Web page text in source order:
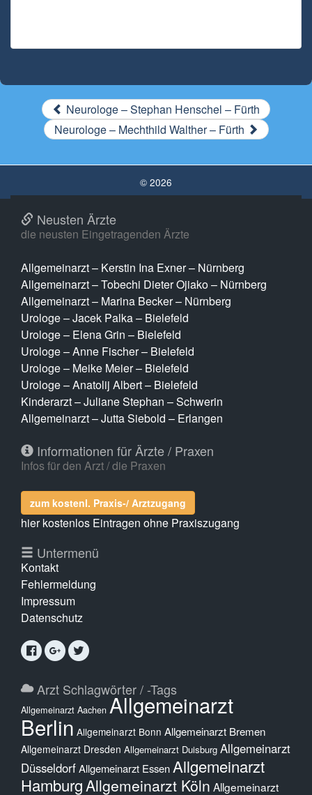
Neurologe – Stephan Henschel – Fürth
Neurologe – Mechthild Walther – Fürth
© 2026
Neusten Ärzte
die neusten Eingetragenden Ärzte
Allgemeinarzt – Kerstin Ina Exner – Nürnberg
Allgemeinarzt – Tobechi Dieter Ojiako – Nürnberg
Allgemeinarzt – Marina Becker – Nürnberg
Urologe – Jacek Palka – Bielefeld
Urologe – Elena Grin – Bielefeld
Urologe – Anne Fischer – Bielefeld
Urologe – Meike Meier – Bielefeld
Urologe – Anatolij Albert – Bielefeld
Kinderarzt – Juliane Stephan – Schwerin
Allgemeinarzt – Jutta Siebold – Erlangen
Informationen für Ärzte / Praxen
Infos für den Arzt / die Praxen
zum kostenl. Praxis-/ Arztzugang
hier kostenlos Eintragen ohne Praxiszugang
Untermenü
Kontakt
Fehlermeldung
Impressum
Datenschutz
Arzt Schlagwörter / -Tags
Allgemeinarzt Aachen Allgemeinarzt
Berlin Allgemeinarzt Bonn Allgemeinarzt Bremen
Allgemeinarzt Dresden Allgemeinarzt Duisburg Allgemeinarzt
DüsseldorfAllgemeinarzt Essen Allgemeinarzt
HamburgAllgemeinarzt Köln Allgemeinarzt